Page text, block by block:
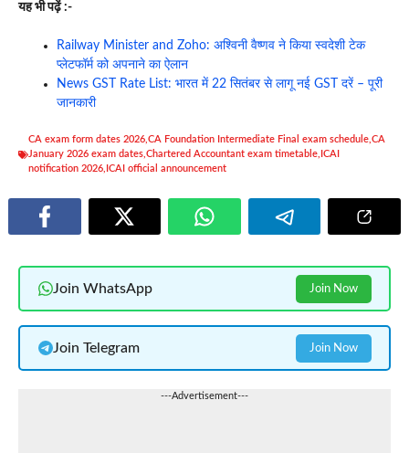
यह भी पढ़ें :-
Railway Minister and Zoho: अश्विनी वैष्णव ने किया स्वदेशी टेक
प्लेटफॉर्म को अपनाने का ऐलान
News GST Rate List: भारत में 22 सितंबर से लागू नई GST दरें – पूरी
जानकारी
CA exam form dates 2026 CA Foundation Intermediate Final exam schedule CA
January 2026 exam dates Chartered Accountant exam timetable ICAI
notification 2026 ICAI official announcement
Join WhatsApp Join Now
Join Telegram Join Now
---Advertisement---